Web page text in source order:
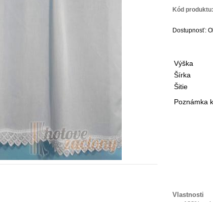
Kód produktu:
Dostupnosť:
Výška
Šírka
Šitie
Poznámka
Vlastnosti